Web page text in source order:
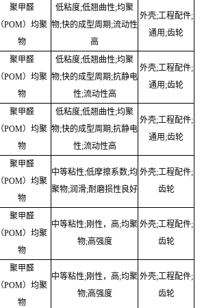
聚甲醛
（POM）均聚
物
低粘度;低翘曲性;均聚
物;快的成型周期;流动性
高
外壳;工程配件;
通用;齿轮
聚甲醛
（POM）均聚
物
低粘度;低翘曲性;均聚
物;快的成型周期;抗静电
性;流动性高
外壳;工程配件;
通用;齿轮
聚甲醛
（POM）均聚
物
低粘度;低翘曲性;均聚
物;快的成型周期;抗静电
性;流动性高
外壳;工程配件;
通用;齿轮
聚甲醛
（POM）均聚
物
中等粘性;低摩擦系数;均
聚物;润滑;耐磨损性良好
外壳;工程配件;
齿轮
聚甲醛
（POM）均聚
物
中等粘性;刚性，高;均聚
物;高强度
外壳;工程配件;
齿轮
聚甲醛
（POM）均聚
物
中等粘性;刚性，高;均聚
物;高强度
外壳;工程配件;
齿轮